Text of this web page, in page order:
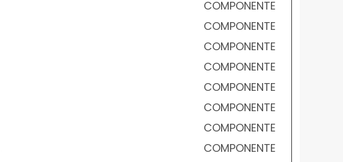
COMPONENTE
COMPONENTE
COMPONENTE
COMPONENTE
COMPONENTE
COMPONENTE
COMPONENTE
COMPONENTE